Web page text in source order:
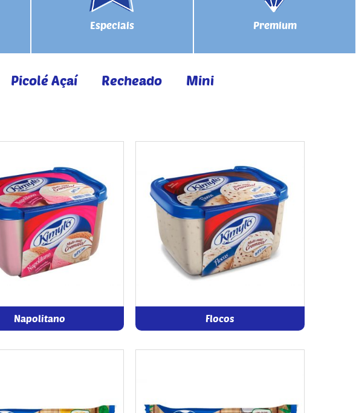
Especiais Premium
Picolé Açaí Recheado
Mini
Napolitano Flocos